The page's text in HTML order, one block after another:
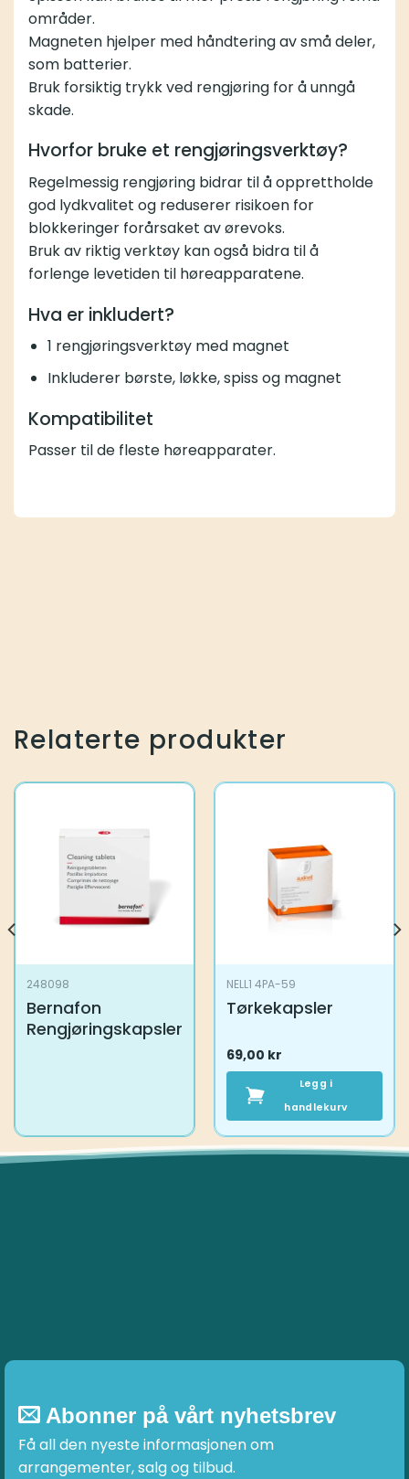
områder.
Magneten hjelper med håndtering av små deler,
som batterier.
Bruk forsiktig trykk ved rengjøring for å unngå
skade.
Hvorfor bruke et rengjøringsverktøy?
Regelmessig rengjøring bidrar til å opprettholde
god lydkvalitet og reduserer risikoen for
blokkeringer forårsaket av ørevoks.
Bruk av riktig verktøy kan også bidra til å
forlenge levetiden til høreapparatene.
Hva er inkludert?
1 rengjøringsverktøy med magnet
Inkluderer børste, løkke, spiss og magnet
Kompatibilitet
Passer til de fleste høreapparater.
Relaterte produkter
248098
Bernafon
Rengjøringskapsler
NELL1 4PA-59
Tørkekapsler
69,00 kr
Legg i
handlekurv
Abonner på vårt nyhetsbrev
Få all den nyeste informasjonen om
arrangementer, salg og tilbud.